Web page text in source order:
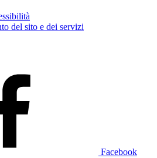
del sito e dei servizi
Facebook